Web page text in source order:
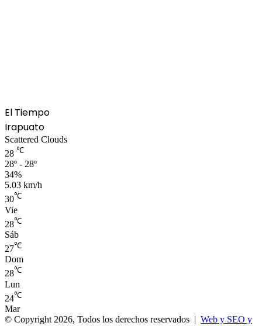
El Tiempo
Irapuato
Scattered Clouds
28 ℃
28º - 28º
34%
5.03 km/h
30℃
Vie
28℃
Sáb
27℃
Dom
28℃
Lun
24℃
Mar
© Copyright 2026, Todos los derechos reservados | Web y SEO y